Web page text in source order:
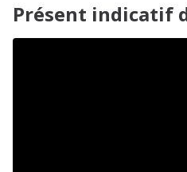
Présent indicatif